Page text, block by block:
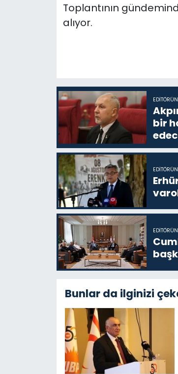
Toplantının
alıyor.
bir
Bunlar da ilginizi
Yazarlar